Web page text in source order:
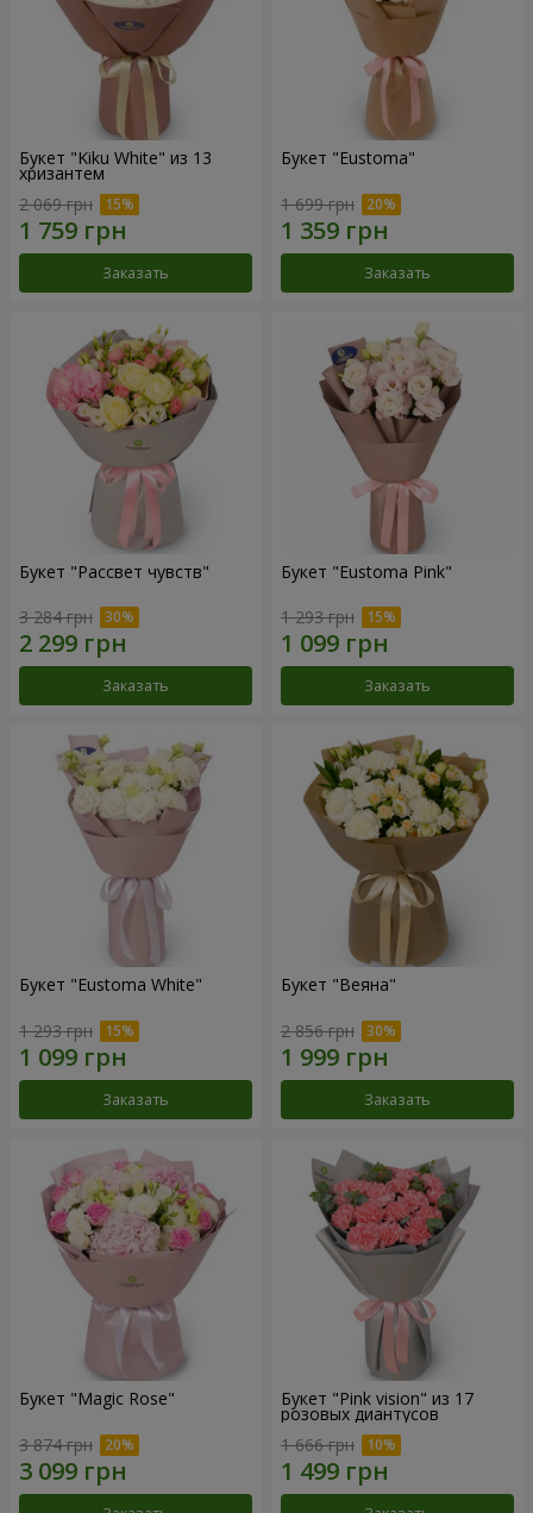
Букет "Kiku White" из 13
хризантем
2 069 грн
Заказать
Букет "Eustoma"
1 699 грн
Заказать
Букет "Рассвет чувств"
3 284 грн
Заказать
Букет "Eustoma Pink"
1 293 грн
Заказать
Букет "Eustoma White"
1 293 грн
Заказать
Букет "Веяна"
2 856 грн
Заказать
Букет "Magic Rose"
3 874 грн
Букет "Pink vision" из 17
розовых диантусов
1 666 грн